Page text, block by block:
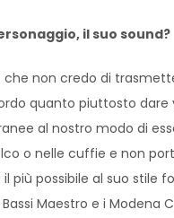
il suo sound?
che non credo di
quanto piuttosto
al nostro modo di
o nelle cuffie e non
più possibile al suo
Maestro e i